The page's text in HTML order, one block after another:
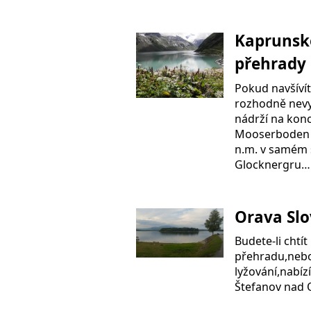
přehrady
Pokud
rozhodně
nádrží na
Mooserboden
n.m. v
Glocknergru…
Orava
Budete-li
Štefanov nad